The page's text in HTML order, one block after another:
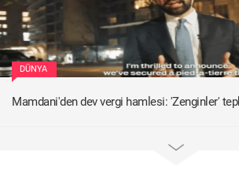
DÜNYA
Mamdani'den dev vergi hamlesi: 'Zenginler'